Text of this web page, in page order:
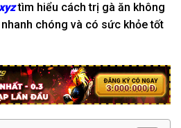
tìm hiểu cách trị gà ăn không
chóng và có sức khỏe tốt